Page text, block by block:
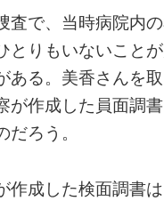
査で、当時病院内
とりもいないこと
ある。美香さんを
が作成した員面調
ろう。
作成した検面調書